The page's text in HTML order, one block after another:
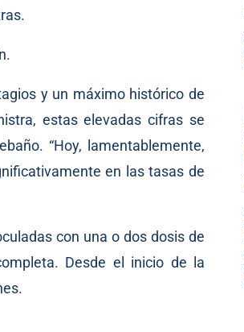
y un máximo histórico de
estas elevadas cifras se
“Hoy, lamentablemente,
en las tasas de
con una o dos dosis de
Desde el inicio de la